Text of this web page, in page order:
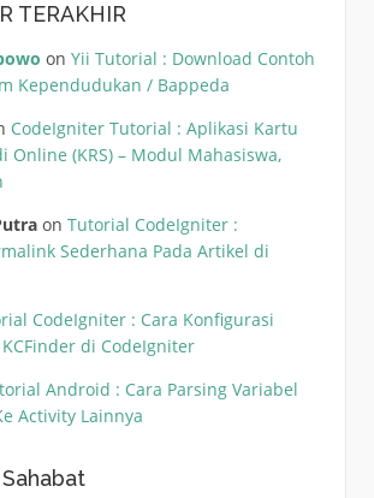
TERAKHIR
on Yii Tutorial : Download Contoh
Kependudukan / Bappeda
CodeIgniter Tutorial : Aplikasi Kartu
Online (KRS) – Modul Mahasiswa,
on Tutorial CodeIgniter :
Sederhana Pada Artikel di
CodeIgniter : Cara Konfigurasi
di CodeIgniter
Android : Cara Parsing Variabel
Activity Lainnya